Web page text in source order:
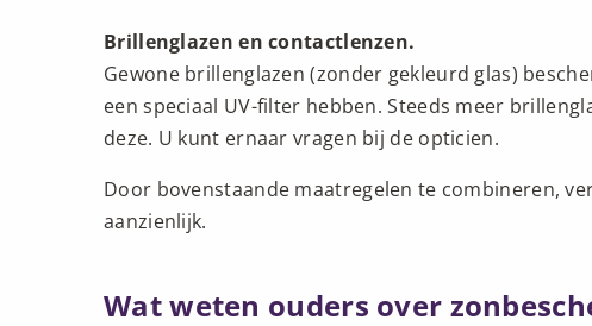
Brillenglazen en contactlenzen.
Gewone brillenglazen (zonder gekleurd glas)
een speciaal UV-filter hebben. Steeds meer
deze. U kunt ernaar vragen bij de opticien.
Door bovenstaande maatregelen te combineren,
aanzienlijk.
Wat weten ouders over